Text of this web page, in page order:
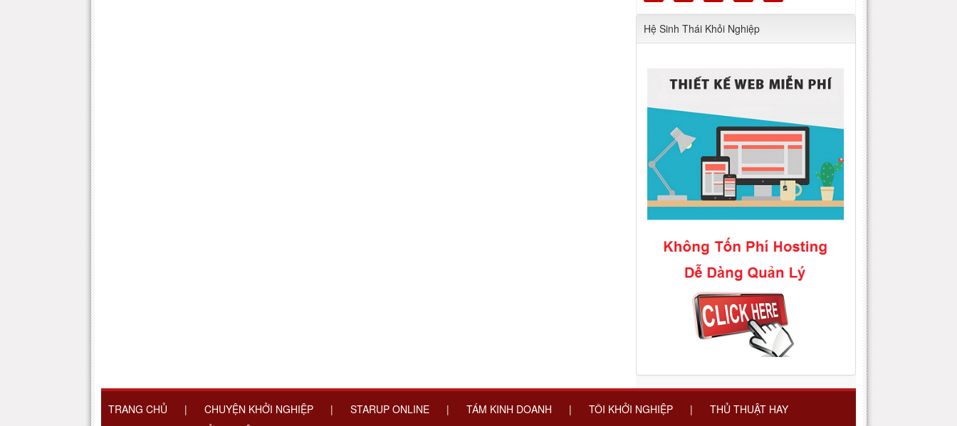
Hệ Sinh Thái Khỏi Nghiệp
TRANG CHỦ | CHUYỆN KHỞI NGHIỆP | STARUP ONLINE | TÁM KINH DOANH | TÔI KHỞI NGHIỆP |
THỦ THUẬT HAY